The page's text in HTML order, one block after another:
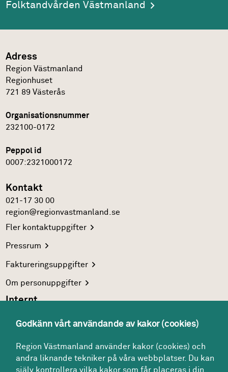
Folktandvården Västmanland
Adress
Region Västmanland
Regionhuset
721 89 Västerås
Organisationsnummer
232100-0172
Peppol id
0007:2321000172
Kontakt
021-17 30 00
region@regionvastmanland.se
Flerkontaktuppgifter
Pressrum
Faktureringsuppgifter
Om personuppgifter
Internt
Internasystem
Följ oss
Godkänn vårt användande av kakor (cookies)
Region Västmanland använder kakor (cookies) och
andra liknande tekniker på våra webbplatser. Du kan
själv kontrollera vilka kakor som får placeras i din